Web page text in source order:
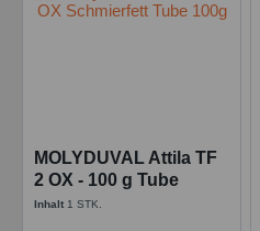
MOLYDUVAL Attila TF
2 OX - 100 g Tube
Schmierfett für
Inhalt 1 STK.